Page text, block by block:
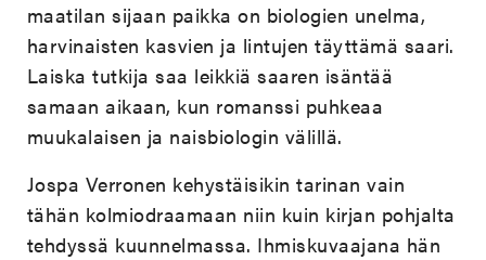
maatilan sijaan paikka on biologien unelma,
harvinaisten kasvien ja lintujen täyttämä saari.
Laiska tutkija saa leikkiä saaren isäntää
samaan aikaan, kun romanssi puhkeaa
muukalaisen ja naisbiologin välillä.
Jospa Verronen kehystäisikin tarinan vain
tähän kolmiodraamaan niin kuin kirjan pohjalta
tehdyssä kuunnelmassa. Ihmiskuvaajana hän